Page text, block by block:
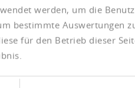
werden, um die
bestimmte Auswertungen
für den Betrieb dieser